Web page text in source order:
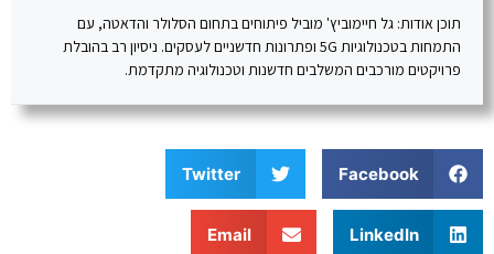
תוכן אודות: גל חיימוביץ' מוביל פיתוחים בתחום הסלולר והדאטה, עם
התמחות בטכנולוגיות 5G ופתרונות חדשניים לעסקים. ניסיון רב בהובלת
פרויקטים מורכבים המשלבים חדשנות וטכנולוגיה מתקדמת.
Facebook
Twitter
LinkedIn
Email